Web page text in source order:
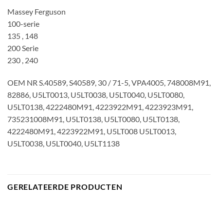
Massey Ferguson
100-serie
135 , 148
200 Serie
230 , 240
OEM NR S.40589, S40589, 30 / 71-5, VPA4005, 748008M91,
82886, U5LT0013, U5LT0038, U5LT0040, U5LT0080,
U5LT0138, 4222480M91, 4223922M91, 4223923M91,
735231008M91, U5LT0138, U5LT0080, U5LT0138,
4222480M91, 4223922M91, U5LT008 U5LT0013,
U5LT0038, U5LT0040, U5LT1138
GERELATEERDE PRODUCTEN